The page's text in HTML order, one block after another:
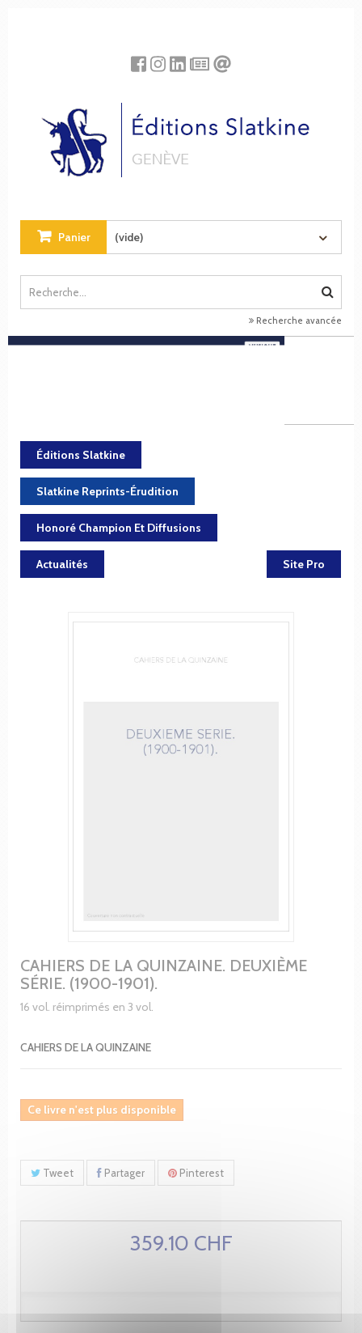
Panier (vide)
Recherche avancée
Éditions Slatkine
Slatkine Reprints-Érudition
Honoré Champion Et Diffusions
Actualités Site Pro
CAHIERS DE LA QUINZAINE. DEUXIÈME
SÉRIE. (1900-1901).
16 vol. réimprimés en 3 vol.
CAHIERS DE LA QUINZAINE
Ce livre n'est plus disponible
Tweet Partager Pinterest
359.10 CHF